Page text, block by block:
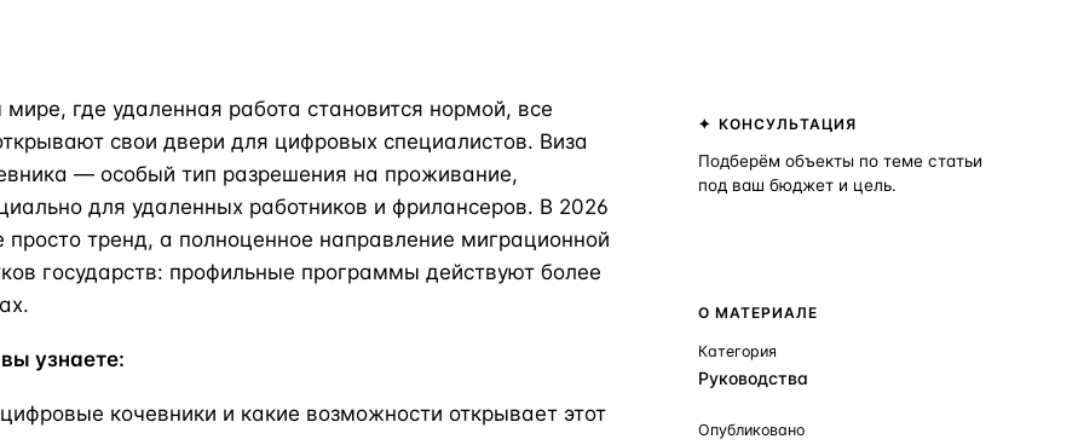
где удаленная работа становится нормой, все
свои двери для цифровых специалистов. Виза
— особый тип разрешения на проживание,
для удаленных работников и фрилансеров. В 2026
просто тренд, а полноценное направление миграционной
государств: профильные программы действуют более
узнаете:
кочевники и какие возможности открывает этот
КОНСУЛЬТАЦИЯ
Подберём объекты по теме статьи
под ваш бюджет и цель.
О МАТЕРИАЛЕ
Категория
Руководства
Опубликовано